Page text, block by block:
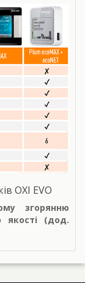
OXI EVO
згорянню
(дод.